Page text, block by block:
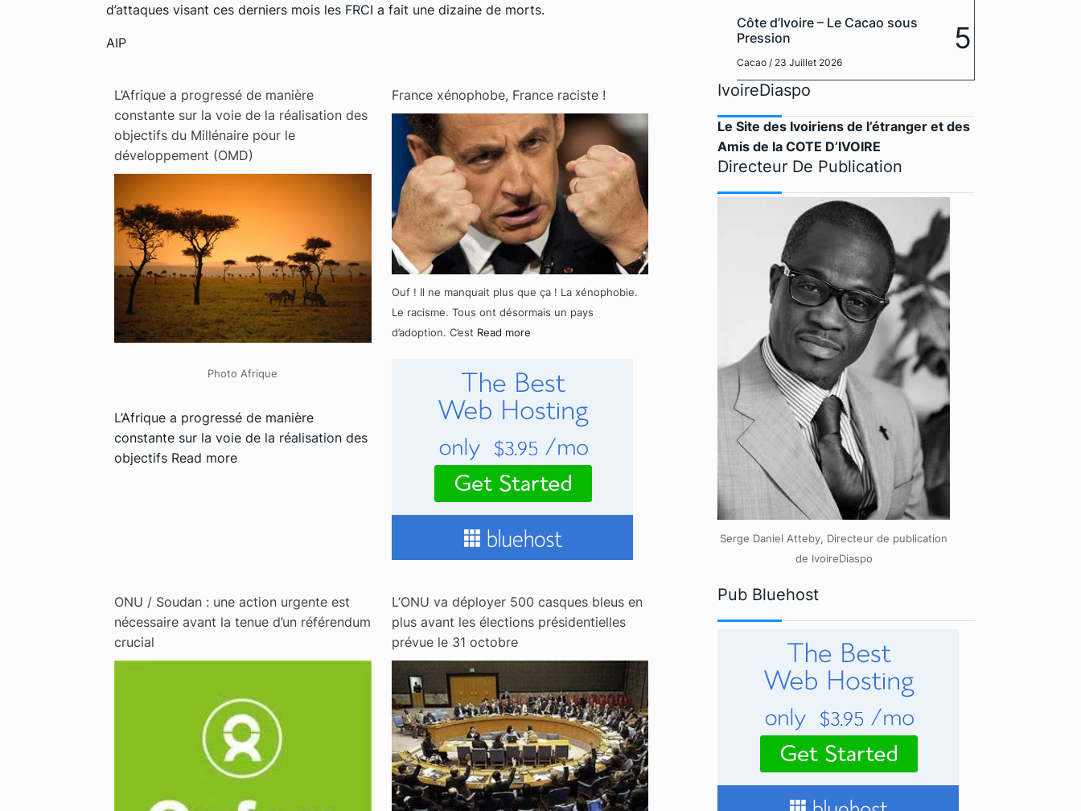
d’attaques visant ces derniers mois les FRCI a fait une dizaine de morts.
AIP
L’Afrique a progressé de manière
constante sur la voie de la réalisation des
objectifs du Millénaire pour le
développement (OMD)
Photo Afrique
L’Afrique a progressé de manière
constante sur la voie de la réalisation des
objectifs Read more
France xénophobe, France raciste !
Ouf ! Il ne manquait plus que ça ! La xénophobie.
Le racisme. Tous ont désormais un pays
d’adoption. C’est Read more
ONU / Soudan : une action urgente est
nécessaire avant la tenue d’un référendum
crucial
L’ONU va déployer 500 casques bleus en
plus avant les élections présidentielles
prévue le 31 octobre
Côte d’Ivoire – Le Cacao sous
Pression
Cacao / 23 Juillet 2026
5
IvoireDiaspo
Le Site des Ivoiriens de l’étranger et des
Amis de la COTE D’IVOIRE
Directeur De Publication
Serge Daniel Atteby, Directeur de publication
de IvoireDiaspo
Pub Bluehost